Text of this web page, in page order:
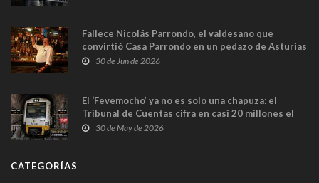
Fallece Nicolás Parrondo, el valdesano que
convirtió Casa Parrondo en un pedazo de Asturias
en Madrid
30 de Jun de 2026
El ‘Fevemocho’ ya no es solo una chapuza: el
Tribunal de Cuentas cifra en casi 20 millones el
sobrecoste de los trenes que no cabían por los
30 de May de 2026
CATEGORÍAS